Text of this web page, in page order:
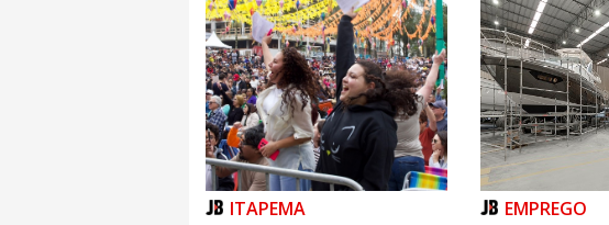
ITAPEMA EMPREGO